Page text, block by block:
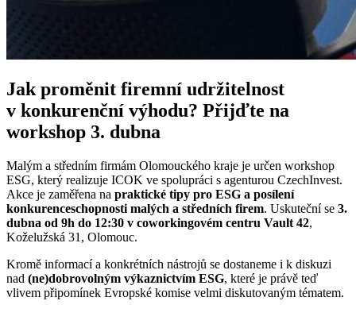
Jak proměnit firemní udržitelnost
v konkurenční výhodu? Přijďte na
workshop 3. dubna
Malým a středním firmám Olomouckého kraje je určen workshop
ESG, který realizuje ICOK ve spolupráci s agenturou CzechInvest.
Akce je zaměřena na praktické tipy pro ESG a posílení
konkurenceschopnosti malých a středních firem. Uskuteční se 3.
dubna od 9h do 12:30 v coworkingovém centru Vault 42,
Koželužská 31, Olomouc.
Kromě informací a konkrétních nástrojů se dostaneme i k diskuzi
nad (ne)dobrovolným výkaznictvím ESG, které je právě teď
vlivem připomínek Evropské komise velmi diskutovaným tématem.